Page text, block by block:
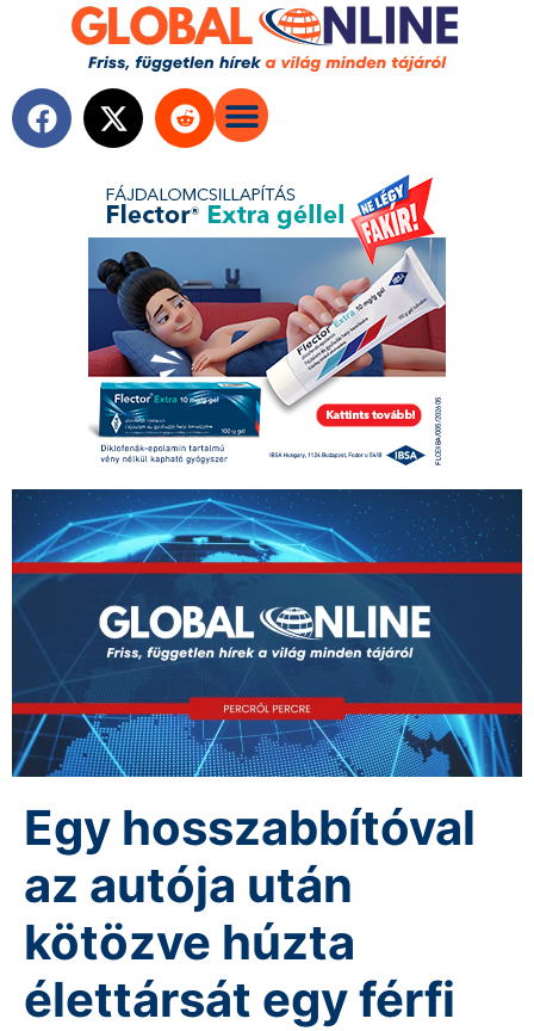
Egy hosszabbítóval
az autója után
kötözve húzta
élettársát egy férfi